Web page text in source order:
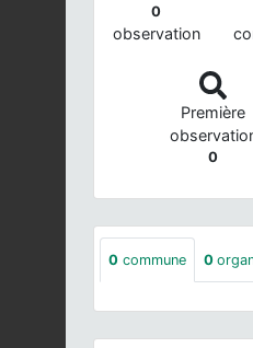
0
observation
Première
0
0 commune 0